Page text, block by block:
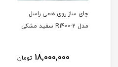
چای ساز روی همی راسل
مدل R1400-2 سفید مشکی
18,000,000 تومان